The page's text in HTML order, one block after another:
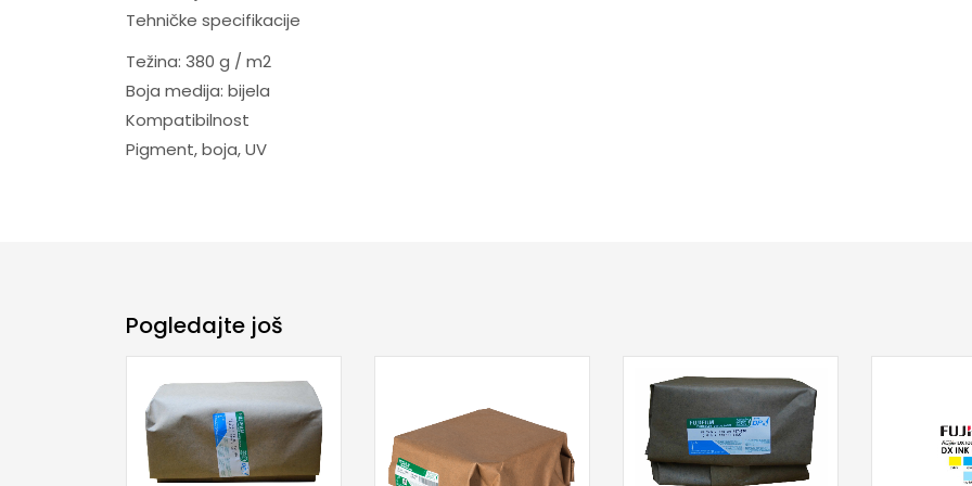
Tehničke specifikacije
Težina: 380 g / m2
Boja medija: bijela
Kompatibilnost
Pigment, boja, UV
Pogledajte još